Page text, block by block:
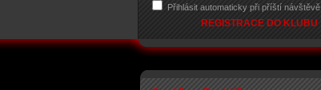
Přihlásit automaticky při příští návštěvě
REGISTRACE DO KLUBU